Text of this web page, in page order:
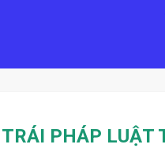
PHÁP LUẬT